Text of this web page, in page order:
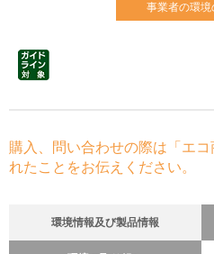
事業者の環
購入、問い合わせの際は「エ
れたことをお伝えください。
環境情報及び製品情報